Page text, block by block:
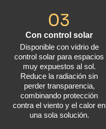
Con control solar
Disponible con vidrio de
control solar para espacios
muy expuestos al sol.
Reduce la radiación sin
perder transparencia,
combinando protección
contra el viento y el calor en
una sola solución.